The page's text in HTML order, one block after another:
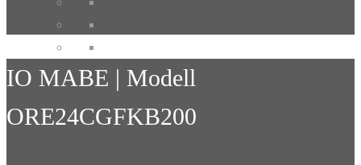
IO MABE | Modell
ORE24CGFKB200